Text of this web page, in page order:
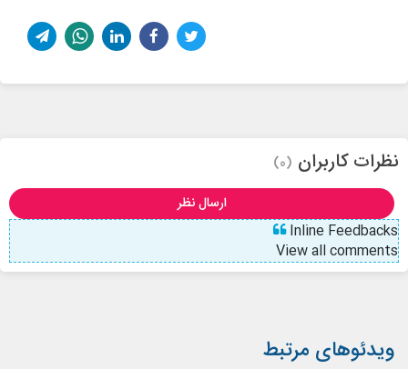
نظرات کاربران (0)
ارسال نظر
Inline Feedbacks
View all comments
ویدئوهای مرتبط